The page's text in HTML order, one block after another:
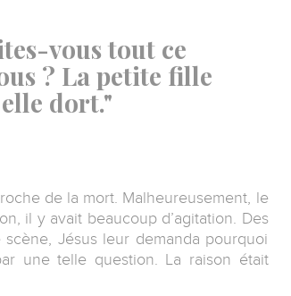
vous tout ce
? La petite fille
dort."
de la mort. Malheureusement, le
il y avait beaucoup d’agitation. Des
Jésus leur demanda pourquoi
une telle question. La raison était